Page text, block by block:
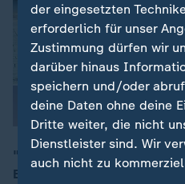
"Wir müssen wieder die
Europa verlagern", so
der eingesetzten
erforderlich für unser
Zustimmung dürfen wir
darüber hinaus
speichern und/oder
deine Daten ohne deine
Dritte weiter, die nicht
Dienstleister sind. Wir
auch nicht zu